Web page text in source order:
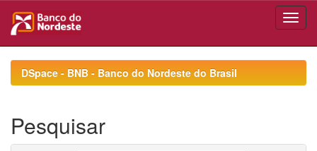
navigationDSpace - BNB - Banco do Nordeste do Brasil
Pesquisar